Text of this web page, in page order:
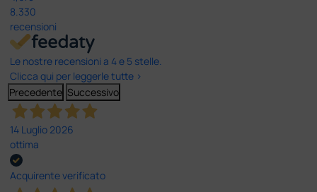
8.330
recensioni
Le nostre recensioni a 4 e 5 stelle.
Clicca qui per leggerle tutte >
Precedente Successivo
14 Luglio 2026
ottima
Acquirente verificato